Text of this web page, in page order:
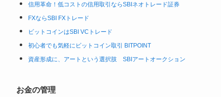
信用革命！低コストの信用取引ならSBIネオトレード証券
FXならSBI FXトレード
ビットコインはSBI VCトレード
初心者でも気軽にビットコイン取引 BITPOINT
資産形成に、アートという選択肢 SBIアートオークション
お金の管理